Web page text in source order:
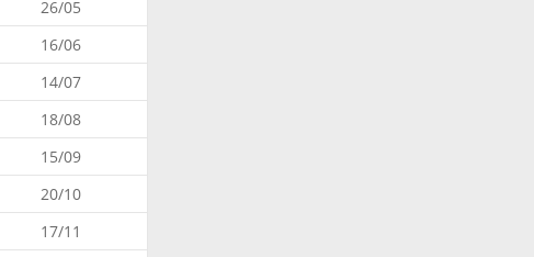
26/05
16/06
14/07
18/08
15/09
20/10
17/11